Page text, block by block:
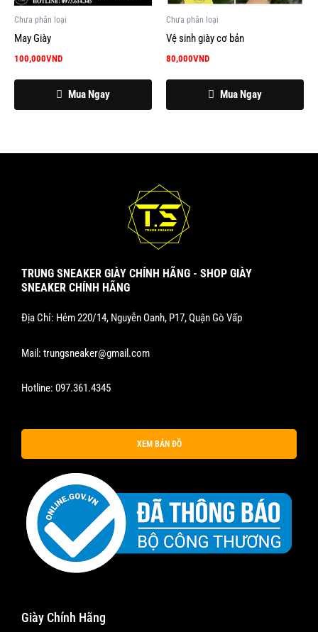
Chưa phân loại
May Giày
100,000VND
Mua Ngay
Chưa phân loại
Vệ sinh giày cơ bản
80,000VND
Mua Ngay
TRUNG SNEAKER GIÀY CHÍNH HÃNG - SHOP GIÀY
SNEAKER CHÍNH HÃNG
Địa Chỉ: Hẻm 220/14, Nguyễn Oanh, P17, Quận Gò Vấp
Mail: trungsneaker@gmail.com
Hotline: 097.361.4345
XEM BẢN ĐỒ
Giày Chính Hãng